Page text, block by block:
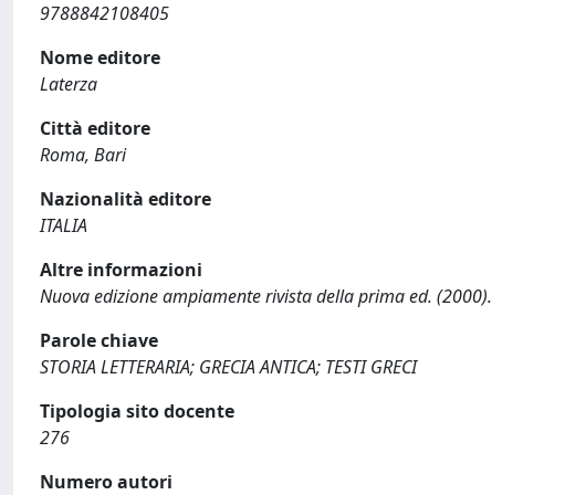
9788842108405
Nome editore
Laterza
Città editore
Roma, Bari
Nazionalità editore
ITALIA
Altre informazioni
Nuova edizione ampiamente rivista della prima ed. (2000).
Parole chiave
STORIA LETTERARIA; GRECIA ANTICA; TESTI GRECI
Tipologia sito docente
276
Numero autori